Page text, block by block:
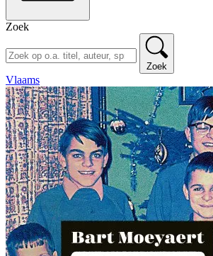
Zoek
Zoek
Vlaams